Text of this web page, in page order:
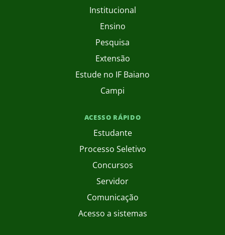
Institucional
Ensino
Pesquisa
Extensão
Estude no IF Baiano
Campi
ACESSO RÁPIDO
Estudante
Processo Seletivo
Concursos
Servidor
Comunicação
Acesso a sistemas